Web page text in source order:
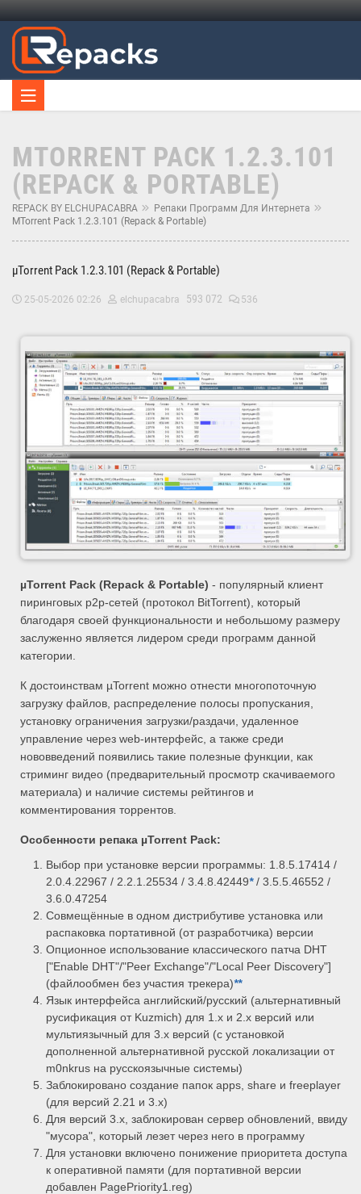
ΜTORRENT PACK 1.2.3.101
(REPACK & PORTABLE)
REPACK BY ELCHUPACABRA
Репаки Программ Для Интернета
ΜTorrent Pack 1.2.3.101 (Repack & Portable)
µTorrent Pack 1.2.3.101 (Repack & Portable)
25-05-2026 02:26 elchupacabra 593 072 536
µTorrent Pack (Repack & Portable) - популярный клиент
пиринговых p2p-сетей (протокол BitTorrent), который
благодаря своей функциональности и небольшому размеру
заслуженно является лидером среди программ данной
категории.
К достоинствам µTorrent можно отнести многопоточную
загрузку файлов, распределение полосы пропускания,
установку ограничения загрузки/раздачи, удаленное
управление через web-интерфейс, а также среди
нововведений появились такие полезные функции, как
стриминг видео (предварительный просмотр скачиваемого
материала) и наличие системы рейтингов и
комментирования торрентов.
Особенности репака µTorrent Pack:
Выбор при установке версии программы: 1.8.5.17414 /
2.0.4.22967 / 2.2.1.25534 / 3.4.8.42449*/ 3.5.5.46552 /
3.6.0.47254
Совмещённые в одном дистрибутиве установка или
распаковка портативной (от разработчика) версии
Опционное использование классического патча DHT
["Enable DHT"/"Peer Exchange"/"Local Peer Discovery"]
(файлообмен без участия трекера)**
Язык интерфейса английский/русский (альтернативный
русификация от Kuzmich) для 1.x и 2.x версий или
мультиязычный для 3.x версий (с установкой
дополненной альтернативной русской локализации от
m0nkrus на русскоязычные системы)
Заблокировано создание папок apps, share и freeplayer
(для версий 2.21 и 3.x)
Для версий 3.x, заблокирован сервер обновлений, ввиду
"мусора", который лезет через него в программу
Для установки включено понижение приоритета доступа
к оперативной памяти (для портативной версии
добавлен PagePriority1.reg)